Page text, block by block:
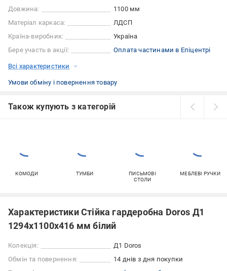
Довжина:
1100 мм
Матеріал каркаса:
ЛДСП
Країна-виробник:
Україна
Бере участь в акції:
Оплата частинами в Епіцентрі
Всі характеристики
Умови обміну і повернення товару
Також купують з категорій
КОМОДИ ТУМБИ
ПИСЬМОВІ
СТОЛИ
МЕБЛЕВІ РУЧКИ
Характеристики Стійка гардеробна Doros Д1
1294х1100х416 мм білий
Колекція:
Д1 Doros
Обмін та повернення:
14 днів з дня покупки